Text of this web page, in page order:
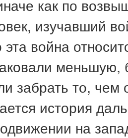
как по
изучавший
эта война
меньшую,
забрать то, чем
история
на